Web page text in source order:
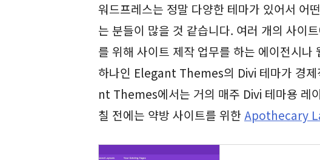
워드프레스는 정말 다양한 테마가 있어서 어
는 분들이 많을 것 같습니다. 여러 개의 사이
를 위해 사이트 제작 업무를 하는 에이전시나
하나인 Elegant Themes의 Divi 테마가 경
nt Themes에서는 거의 매주 Divi 테마용 레
칠 전에는 약방 사이트를 위한Apothecary